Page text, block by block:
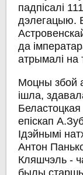
падпісалі
дэлегацыю.
да
атрымалі на
Моцны збой
ішла,
Беластоцкая
епіскап
Ідэйнымі
Антон
Кляшчэль -